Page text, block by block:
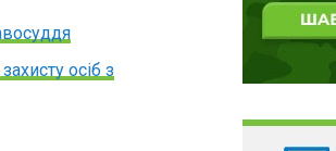
осіб з